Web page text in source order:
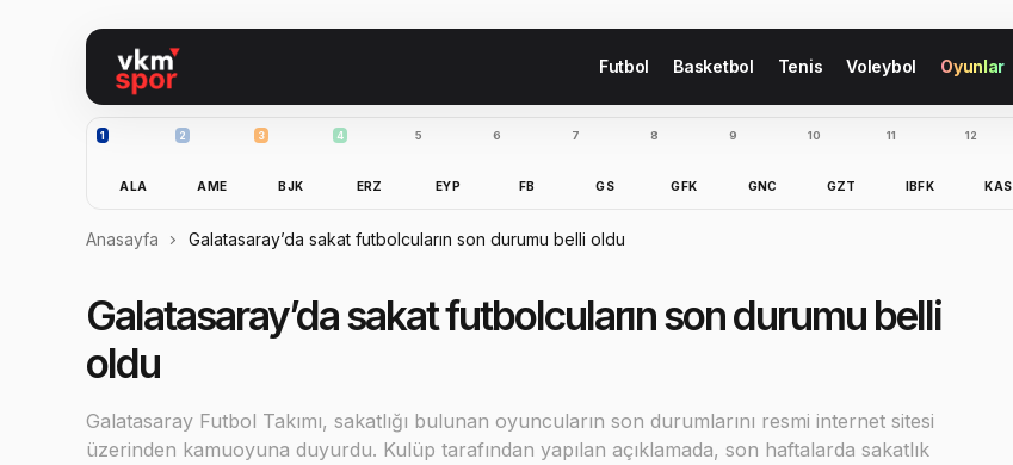
Futbol Basketbol Tenis Voleybol Oyunlar
1
ALA
2
AME
3
BJK
4
ERZ
5
EYP
6
FB
7
GS
8
GFK
9
GNC
10
GZT
11
IBFK
12
KAS
Anasayfa Galatasaray’da sakat futbolcuların son durumu belli oldu
Galatasaray’da sakat futbolcuların son durumu belli
oldu
Galatasaray Futbol Takımı, sakatlığı bulunan oyuncuların son durumlarını resmi internet sitesi
üzerinden kamuoyuna duyurdu. Kulüp tarafından yapılan açıklamada, son haftalarda sakatlık